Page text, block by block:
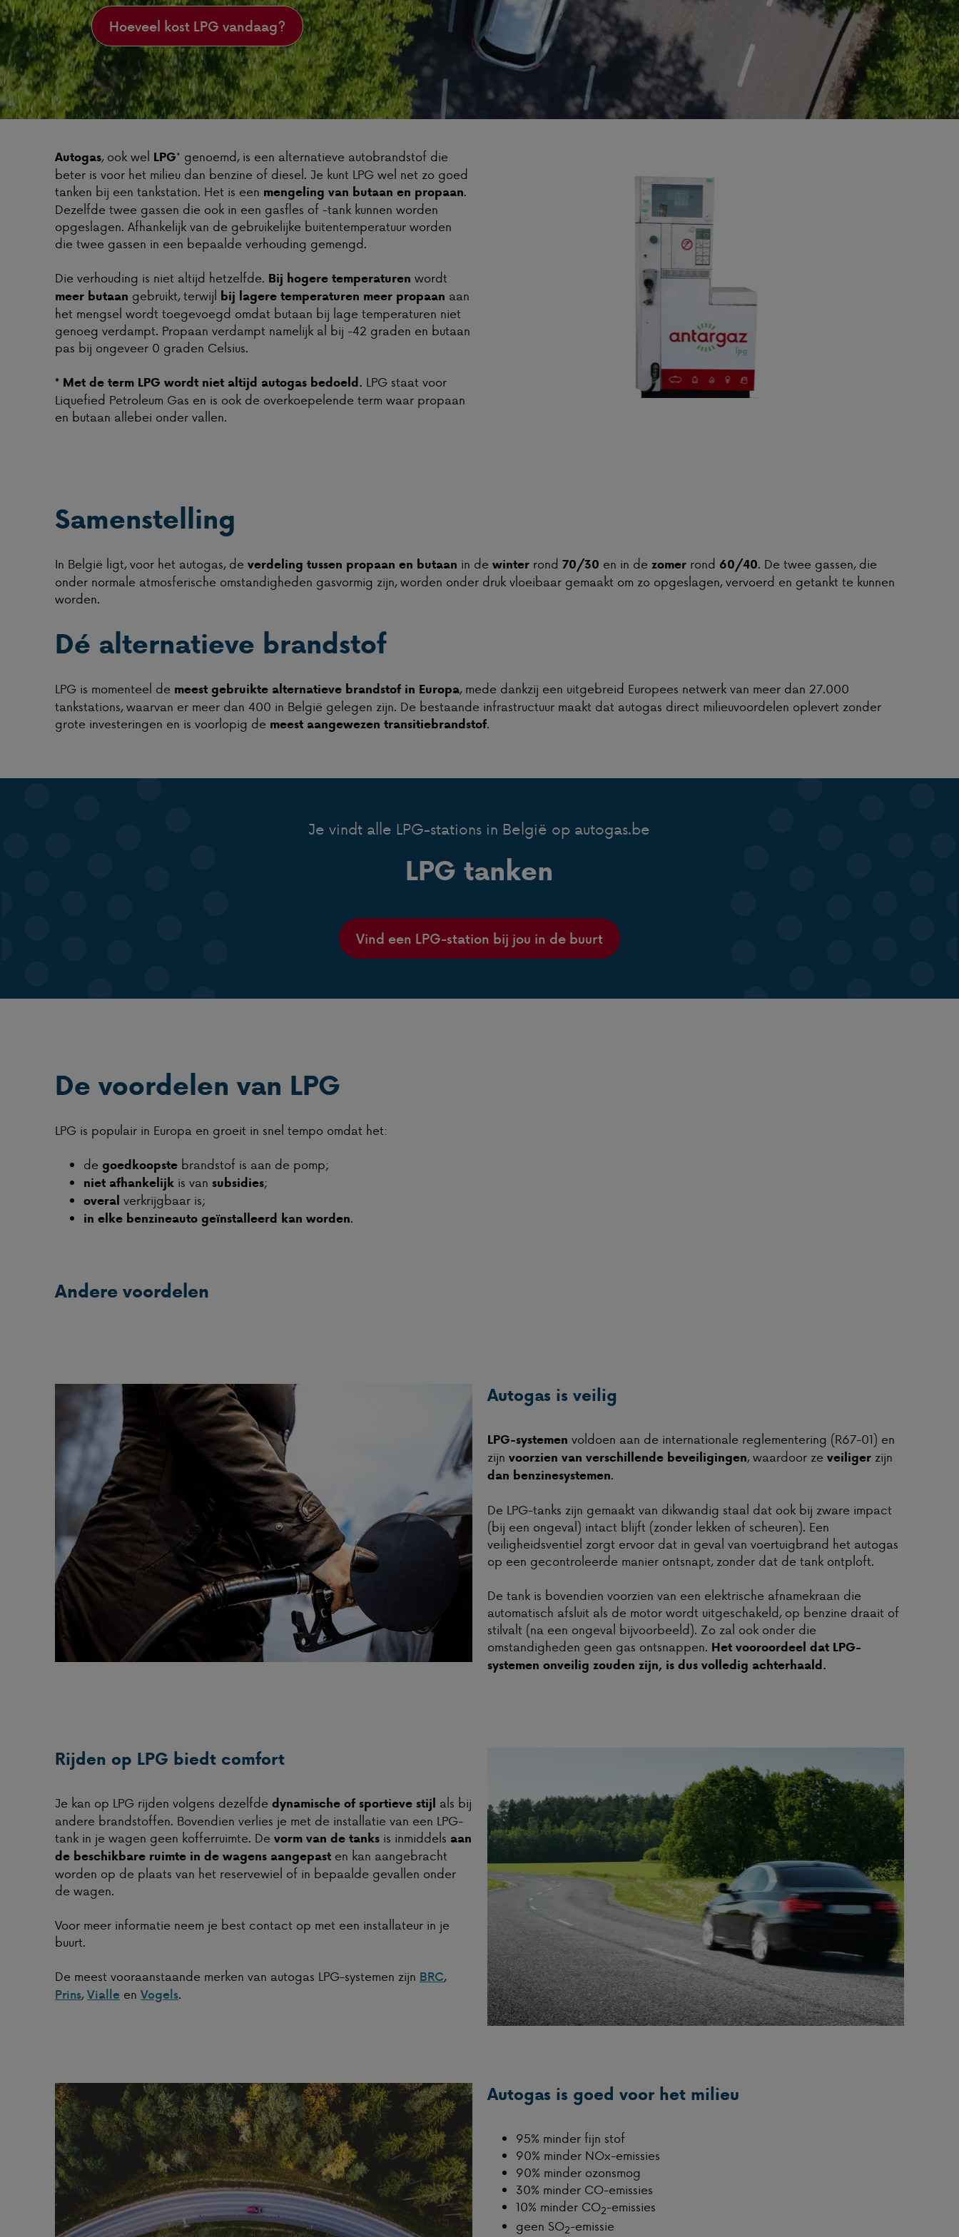
Hoeveel kost LPG vandaag?
Autogas, ook wel LPG* genoemd, is een alternatieve autobrandstof die
beter is voor het milieu dan benzine of diesel. Je kunt LPG wel net zo goed
tanken bij een tankstation. Het is een mengeling van butaan en propaan.
Dezelfde twee gassen die ook in een gasfles of -tank kunnen worden
opgeslagen. Afhankelijk van de gebruikelijke buitentemperatuur worden
die twee gassen in een bepaalde verhouding gemengd.
Die verhouding is niet altijd hetzelfde. Bij hogere temperaturen wordt
meer butaan gebruikt, terwijl bij lagere temperaturen meer propaan aan
het mengsel wordt toegevoegd omdat butaan bij lage temperaturen niet
genoeg verdampt. Propaan verdampt namelijk al bij -42 graden en butaan
pas bij ongeveer 0 graden Celsius.
* Met de term LPG wordt niet altijd autogas bedoeld. LPG staat voor
Liquefied Petroleum Gas en is ook de overkoepelende term waar propaan
en butaan allebei onder vallen.
Samenstelling
In België ligt, voor het autogas, de verdeling tussen propaan en butaan in de winter rond 70/30 en in de zomer rond 60/40. De twee gassen, die
onder normale atmosferische omstandigheden gasvormig zijn, worden onder druk vloeibaar gemaakt om zo opgeslagen, vervoerd en getankt te kunnen
worden.
Dé alternatieve brandstof
LPG is momenteel de meest gebruikte alternatieve brandstof in Europa, mede dankzij een uitgebreid Europees netwerk van meer dan 27.000
tankstations, waarvan er meer dan 400 in België gelegen zijn. De bestaande infrastructuur maakt dat autogas direct milieuvoordelen oplevert zonder
grote investeringen en is voorlopig de meest aangewezen transitiebrandstof.
Je vindt alle LPG-stations in België op autogas.be
LPG tanken
Vind een LPG-station bij jou in de buurt
De voordelen van LPG
LPG is populair in Europa en groeit in snel tempo omdat het:
de goedkoopste brandstof is aan de pomp;
niet afhankelijk is van subsidies;
overal verkrijgbaar is;
in elke benzineauto geïnstalleerd kan worden.
Andere voordelen
Autogas is veilig
LPG-systemen voldoen aan de internationale reglementering (R67-01) en
zijn voorzien van verschillende beveiligingen, waardoor ze veiliger zijn
dan benzinesystemen.
De LPG-tanks zijn gemaakt van dikwandig staal dat ook bij zware impact
(bij een ongeval) intact blijft (zonder lekken of scheuren). Een
veiligheidsventiel zorgt ervoor dat in geval van voertuigbrand het autogas
op een gecontroleerde manier ontsnapt, zonder dat de tank ontploft.
De tank is bovendien voorzien van een elektrische afnamekraan die
automatisch afsluit als de motor wordt uitgeschakeld, op benzine draait of
stilvalt (na een ongeval bijvoorbeeld). Zo zal ook onder die
omstandigheden geen gas ontsnappen. Het vooroordeel dat LPG-
systemen onveilig zouden zijn, is dus volledig achterhaald.
Rijden op LPG biedt comfort
Je kan op LPG rijden volgens dezelfde dynamische of sportieve stijl als bij
andere brandstoffen. Bovendien verlies je met de installatie van een LPG-
tank in je wagen geen kofferruimte. De vorm van de tanks is inmiddels aan
de beschikbare ruimte in de wagens aangepast en kan aangebracht
worden op de plaats van het reservewiel of in bepaalde gevallen onder
de wagen.
Voor meer informatie neem je best contact op met een installateur in je
buurt.
De meest vooraanstaande merken van autogas LPG-systemen zijn BRC,
Prins,Vialle en Vogels.
Autogas is goed voor het milieu
95% minder fijn stof
90% minder NOx-emissies
90% minder ozonsmog
30% minder CO-emissies
10% minder CO2-emissies
geen SO2-emissie